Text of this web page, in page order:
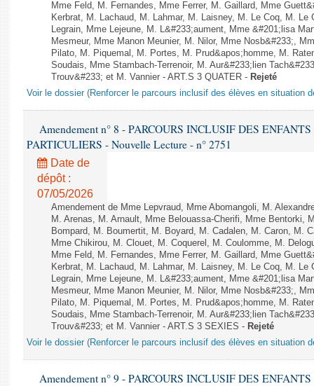
Mme Feld, M. Fernandes, Mme Ferrer, M. Gaillard, Mme
Kerbrat, M. Lachaud, M. Lahmar, M. Laisney, M. Le Coq, M. Le
Legrain, Mme Lejeune, M. L&#233;aument, Mme &#201;lisa
Mesmeur, Mme Manon Meunier, M. Nilor, Mme Nosb&#233;,
Pilato, M. Piquemal, M. Portes, M. Prud&apos;homme, M.
Soudais, Mme Stambach-Terrenoir, M. Aur&#233;lien
Trouv&#233; et M. Vannier - ART.S 3 QUATER - Rejeté
Voir le dossier (Renforcer le parcours inclusif des élèves en situation
Amendement n° 8 - PARCOURS INCLUSIF DES
PARTICULIERS - Nouvelle Lecture - n° 2751
Date de
dépôt :
07/05/2026
Amendement de Mme Lepvraud, Mme Abomangoli, M.
M. Arenas, M. Arnault, Mme Belouassa-Cherifi, Mme Bentorki,
Bompard, M. Boumertit, M. Boyard, M. Cadalen, M. Caron, M.
Mme Chikirou, M. Clouet, M. Coquerel, M. Coulomme, M.
Mme Feld, M. Fernandes, Mme Ferrer, M. Gaillard, Mme
Kerbrat, M. Lachaud, M. Lahmar, M. Laisney, M. Le Coq, M. Le
Legrain, Mme Lejeune, M. L&#233;aument, Mme &#201;lisa
Mesmeur, Mme Manon Meunier, M. Nilor, Mme Nosb&#233;,
Pilato, M. Piquemal, M. Portes, M. Prud&apos;homme, M.
Soudais, Mme Stambach-Terrenoir, M. Aur&#233;lien
Trouv&#233; et M. Vannier - ART.S 3 SEXIES - Rejeté
Voir le dossier (Renforcer le parcours inclusif des élèves en situation
Amendement n° 9 - PARCOURS INCLUSIF DES